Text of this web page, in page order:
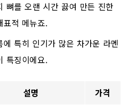
뼈를 오랜 시간 끓여 만든 진한
표적 메뉴죠.
에 특히 인기가 많은 차가운 라멘
특징이에요.
설명
가격